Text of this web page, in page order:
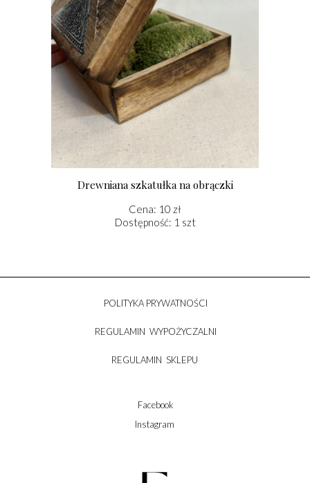
REGULAMIN SKLEPU
REGULAMIN WYPOŻYCZALNI
Facebook
Instagram
POLITYKA PRYWATNOŚCI
Drewniana szkatułka na obrączki
Cena: 10 zł
Dostępność: 1 szt